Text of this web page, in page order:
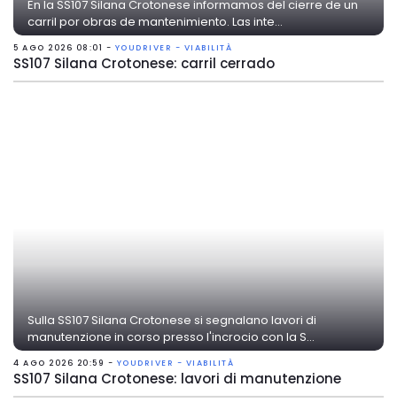
En la SS107 Silana Crotonese informamos del cierre de un
carril por obras de mantenimiento. Las inte...
5 AGO 2026 08:01 - YOUDRIVER - VIABILITÀ
SS107 Silana Crotonese: carril cerrado
Sulla SS107 Silana Crotonese si segnalano lavori di
manutenzione in corso presso l'incrocio con la S...
4 AGO 2026 20:59 - YOUDRIVER - VIABILITÀ
SS107 Silana Crotonese: lavori di manutenzione